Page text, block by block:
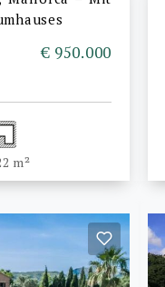
€ 950.000
m²